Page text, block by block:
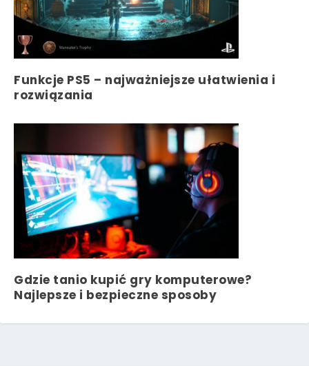
Funkcje PS5 – najważniejsze ułatwienia i
rozwiązania
Gdzie tanio kupić gry komputerowe?
Najlepsze i bezpieczne sposoby